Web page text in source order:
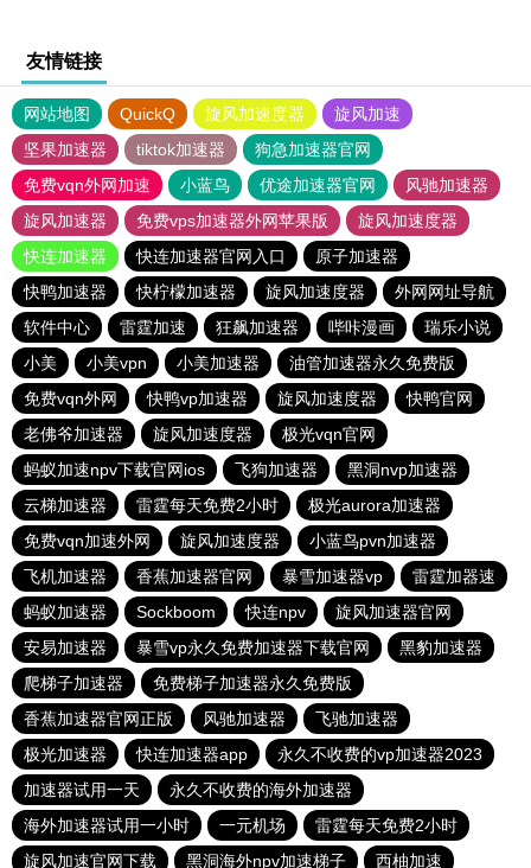
友情链接
网站地图 QuickQ 旋风加速度器
旋风加速
坚果加速器
tiktok加速器
狗急加速器官网
免费vqn外网加速
小蓝鸟 优途加速器官网
风驰加速器
旋风加速器
免费vps加速器外网苹果版
旋风加速度器
快连加速器
快连加速器官网入口
原子加速器
快鸭加速器
快柠檬加速器 旋风加速度器
外网网址导航
软件中心
雷霆加速 狂飙加速器 哔咔漫画
瑞乐小说
小美
小美vpn 小美加速器
油管加速器永久免费版
免费vqn外网
快鸭vp加速器 旋风加速度器
快鸭官网
老佛爷加速器
旋风加速度器
极光vqn官网
蚂蚁加速npv下载官网ios
飞狗加速器
黑洞nvp加速器
云梯加速器
雷霆每天免费2小时
极光aurora加速器
免费vqn加速外网
旋风加速度器
小蓝鸟pvn加速器
飞机加速器
香蕉加速器官网 暴雪加速器vp
雷霆加器速
蚂蚁加速器
Sockboom 快连npv
旋风加速器官网
安易加速器
暴雪vp永久免费加速器下载官网
黑豹加速器
爬梯子加速器
免费梯子加速器永久免费版
香蕉加速器官网正版
风驰加速器
飞驰加速器
极光加速器
快连加速器app
永久不收费的vp加速器2023
加速器试用一天
永久不收费的海外加速器
海外加速器试用一小时
一元机场
雷霆每天免费2小时
旋风加速官网下载
黑洞海外npv加速梯子 西柚加速